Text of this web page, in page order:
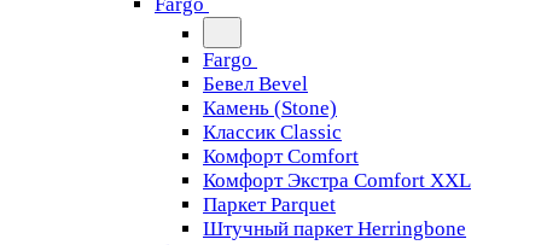
Fargo
Бевел Bevel
Камень (Stone)
Классик Classic
Комфорт Comfort
Комфорт Экстра Comfort XXL
Паркет Parquet
Штучный паркет Herringbone